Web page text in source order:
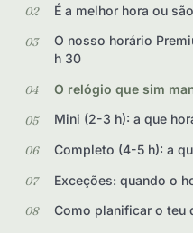
É a melhor hora ou
O nosso horário
h 30
O relógio que sim
Mini (2-3 h): a que
Completo (4-5 h): a
Exceções: quando o
Como planificar o teu